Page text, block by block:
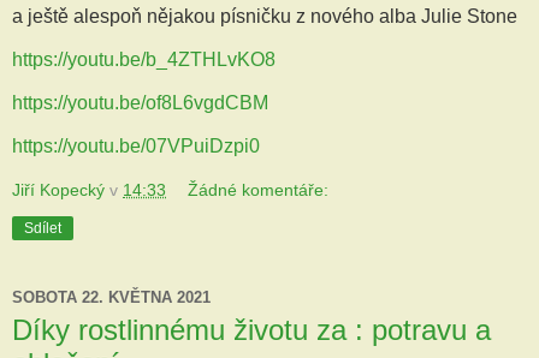
a ještě alespoň nějakou písničku z nového alba Julie Stone
https://youtu.be/b_4ZTHLvKO8
https://youtu.be/of8L6vgdCBM
https://youtu.be/07VPuiDzpi0
Jiří Kopecký v 14:33 Žádné komentáře:
Sdílet
SOBOTA 22. KVĚTNA 2021
Díky rostlinnému životu za : potravu a